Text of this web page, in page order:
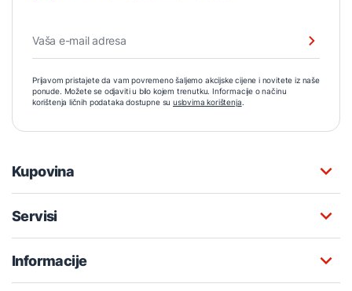
Prijavom pristajete da vam povremeno šaljemo akcijske cijene i novitete iz naše
ponude. Možete se odjaviti u bilo kojem trenutku. Informacije o načinu
korištenja ličnih podataka dostupne su uslovima korištenja.
Kupovina
Servisi
Informacije